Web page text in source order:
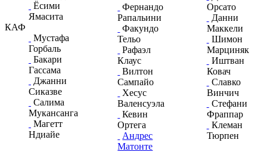
Ёсими
Ямасита
КАФ
Мустафа
Горбаль
Бакари
Гассама
Джанни
Сиказве
Салима
Мукансанга
Магетт
Ндиайе
Фернандо
Рапальини
Факундо
Тельо
Рафаэл
Клаус
Вилтон
Сампайо
Хесус
Валенсуэла
Кевин
Ортега
Андрес
Матонте
Орсато
Данни
Маккели
Шимон
Марциняк
Иштван
Ковач
Славко
Винчич
Стефани
Фраппар
Клеман
Тюрпен